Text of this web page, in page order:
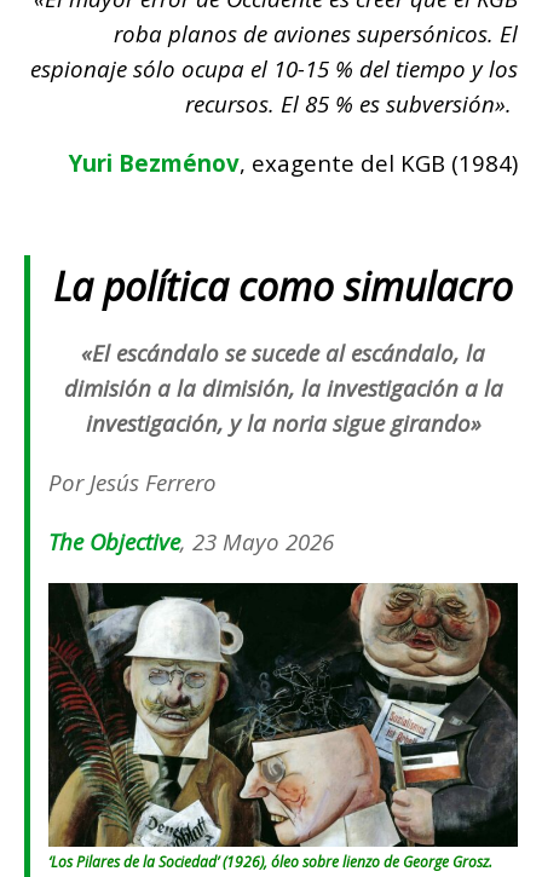
roba planos de aviones supersónicos. El
espionaje sólo ocupa el 10-15 % del tiempo y los
recursos. El 85 % es subversión».
Yuri Bezménov, exagente del KGB (1984)
La política como simulacro
«El escándalo se sucede al escándalo, la
dimisión a la dimisión, la investigación a la
investigación, y la noria sigue girando»
Por Jesús Ferrero
The Objective, 23 Mayo 2026
‘Los Pilares de la Sociedad’ (1926), óleo sobre lienzo de George Grosz.